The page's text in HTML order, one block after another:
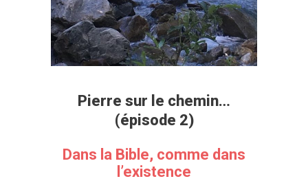
Pierre sur le chemin…
(épisode 2)
Dans la Bible, comme dans
l’existence